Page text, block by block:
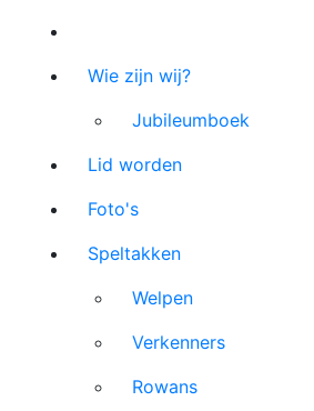
Wie zijn wij?
Jubileumboek
Lid worden
Foto's
Speltakken
Welpen
Verkenners
Rowans